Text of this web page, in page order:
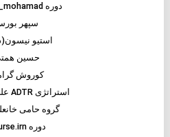
دوره bourse_mohamad
سپهر
استیو
حسین
کوروش
استراتژی ADTR علی محمدی
گروه حامی
دوره bourse.irn